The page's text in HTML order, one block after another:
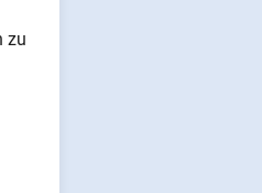
zu